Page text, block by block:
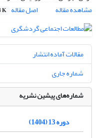
مشاهده مقاله
اصل مقاله K
مقالات آماده انتشار
شماره جاری
شماره‌های پیشین نشریه
دوره 13 (1404)